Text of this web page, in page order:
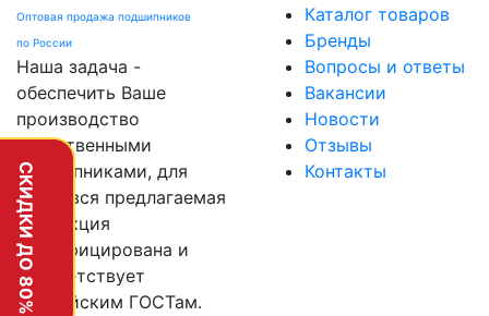
СКИДКИ ДО 80%
Оптовая продажа подшипников
по России
Наша задача -
обеспечить Ваше
производство
качественными
подшипниками, для
этого вся предлагаемая
продукция
сертифицирована и
соответствует
российским ГОСТам.
Каталог товаров
Бренды
Вопросы и ответы
Вакансии
Новости
Отзывы
Контакты